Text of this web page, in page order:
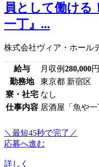
員として働ける
一丁』...
株式会社ヴィア・ホール
給与 月収例280,000円
勤務地
東京都 新宿区
寮・社宅 なし
仕事内容 居酒屋「魚や
＼最短45秒で完了／
応募へ進む
詳しく